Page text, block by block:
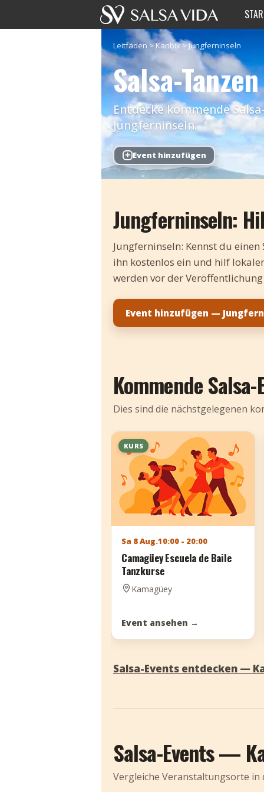
Leitfäden >Karibik>Jungferninseln
Salsa-
Entdecke kommende
Jungferninseln.
+ Event hinzufügen
Jungferninseln:
Jungferninseln: Kennst du
ihn kostenlos ein und hilf
werden vor der
Event hinzufügen —
Kommende
Dies sind die nächstgelegenen
KURS
Sa 8 Aug.10:00 - 20:00
Camagüey Escuela de Baile
Tanzkurse
Kamagüey
Event ansehen →
Salsa-Events entdecken —
Salsa-Events —
Vergleiche Veranstaltungsorte in